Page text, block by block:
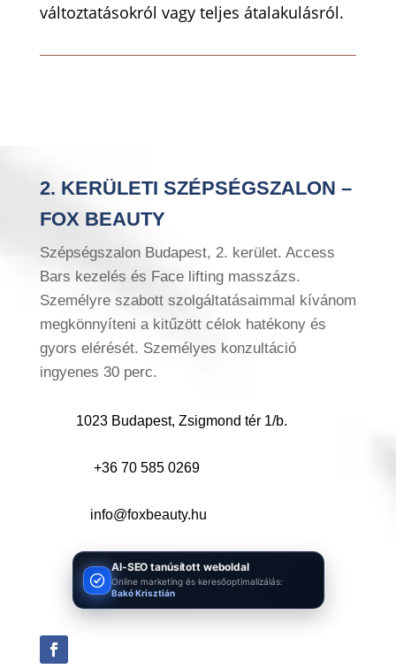
változtatásokról vagy teljes átalakulásról.
2. KERÜLETI SZÉPSÉGSZALON –
FOX BEAUTY
Szépségszalon Budapest, 2. kerület. Access
Bars kezelés és Face lifting masszázs.
Személyre szabott szolgáltatásaimmal kívánom
megkönnyíteni a kitűzött célok hatékony és
gyors elérését. Személyes konzultáció
ingyenes 30 perc.
1023 Budapest, Zsigmond tér 1/b.
+36 70 585 0269
info@foxbeauty.hu
AI-SEO tanúsított weboldal
Online marketing és keresőoptimalizálás:
Bakó Krisztián